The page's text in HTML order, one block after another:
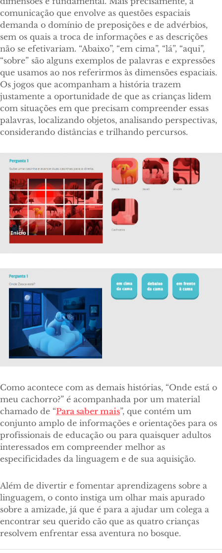
comunicação que envolve as questões espaciais
demanda o domínio de preposições e de advérbios,
sem os quais a troca de informações e as descrições
não se efetivariam. “Abaixo”, “em cima”, “lá”, “aqui”,
“sobre” são alguns exemplos de palavras e expressões
que usamos ao nos referirmos às dimensões espaciais.
Os jogos que acompanham a história trazem
justamente a oportunidade de que as crianças lidem
com situações em que precisam compreender essas
palavras, localizando objetos, analisando perspectivas,
considerando distâncias e trilhando percursos.
Como acontece com as demais histórias, “Onde está o
meu cachorro?” é acompanhada por um material
chamado de “Para saber mais”, que contém um
conjunto amplo de informações e orientações para os
profissionais de educação ou para quaisquer adultos
interessados em compreender melhor as
especificidades da linguagem e de sua aquisição.
Além de divertir e fomentar aprendizagens sobre a
linguagem, o conto instiga um olhar mais apurado
sobre a amizade, já que é para a ajudar um colega a
encontrar seu querido cão que as quatro crianças
resolvem enfrentar essa aventura no bosque.